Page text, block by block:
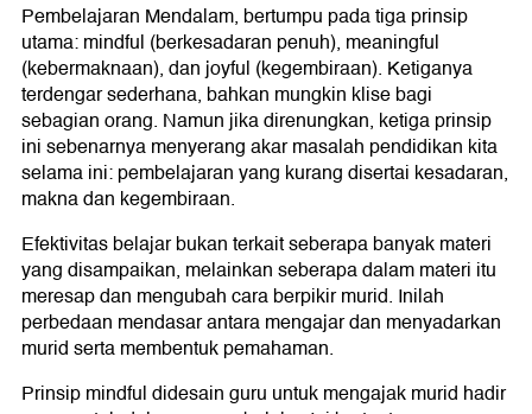
Pembelajaran Mendalam, bertumpu pada tiga prinsip
utama: mindful (berkesadaran penuh), meaningful
(kebermaknaan), dan joyful (kegembiraan). Ketiganya
terdengar sederhana, bahkan mungkin klise bagi
sebagian orang. Namun jika direnungkan, ketiga prinsip
ini sebenarnya menyerang akar masalah pendidikan kita
selama ini: pembelajaran yang kurang disertai kesadaran,
makna dan kegembiraan.
Efektivitas belajar bukan terkait seberapa banyak materi
yang disampaikan, melainkan seberapa dalam materi itu
meresap dan mengubah cara berpikir murid. Inilah
perbedaan mendasar antara mengajar dan menyadarkan
murid serta membentuk pemahaman.
Prinsip mindful didesain guru untuk mengajak murid hadir